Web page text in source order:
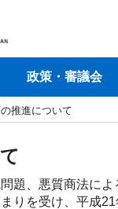
政策・審議会
推進について
題、悪質商法によ
りを受け、平成